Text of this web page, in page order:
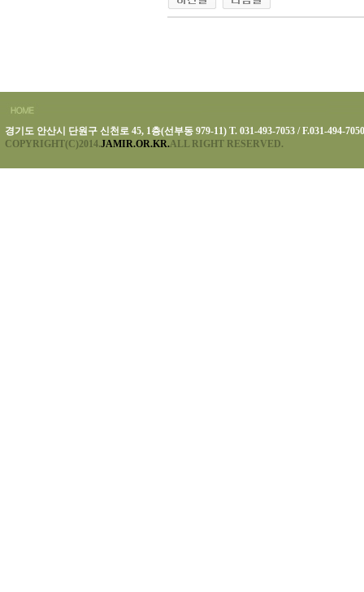
경기도 안산시 단원구 신천로 45, 1층(선부동 979-11) T. 031-493-7053 / F.031-494-7050
COPYRIGHT(C)2014.JAMIR.OR.KR.ALL RIGHT RESERVED.